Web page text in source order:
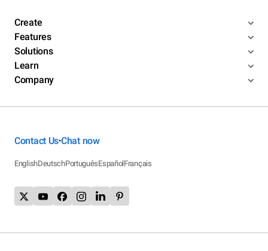
Create
Features
Solutions
Learn
Company
Contact Us•Chat now
EnglishDeutschPortuguêsEspañolFrançais